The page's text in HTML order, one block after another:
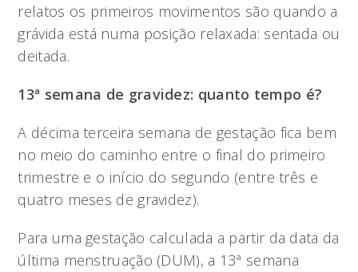
relatos os primeiros movimentos são quando a
grávida está numa posição relaxada: sentada ou
deitada.
13ª semana de gravidez: quanto tempo é?
A décima terceira semana de gestação fica bem
no meio do caminho entre o final do primeiro
trimestre e o início do segundo (entre três e
quatro meses de gravidez).
Para uma gestação calculada a partir da data da
última menstruação (DUM), a 13ª semana